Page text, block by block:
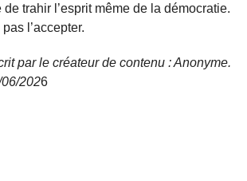
trahir l’esprit même de la démocratie.
l’accepter.
par le créateur de contenu : Anonyme.
2026